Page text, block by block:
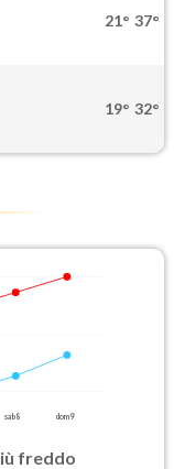
21° 37°
19° 32°
sab 8 dom 9
freddo